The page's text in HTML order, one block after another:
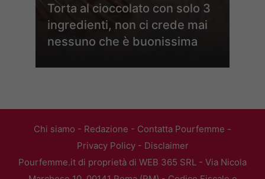
Torta al cioccolato con solo 3
ingredienti, non ci crede mai
nessuno che è buonissima
Chi siamo - Redazione - Contatta Pourfemme -
Privacy Policy- Disclaimer
Pourfemme.it di proprietà di WEB 365 SRL - Via Nicola